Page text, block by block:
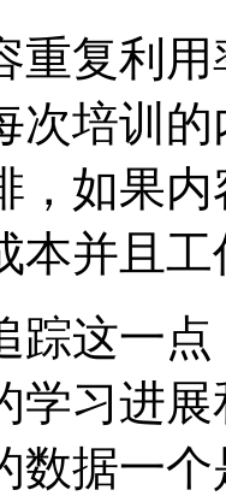
复利用
次培训
，如果
本并且
这一点
学习进
数据一